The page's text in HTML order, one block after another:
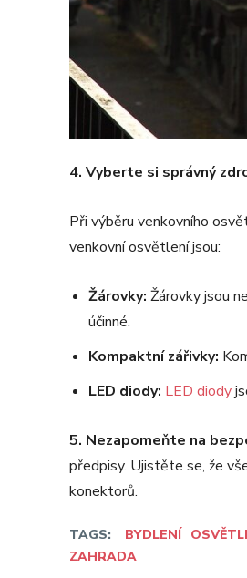
4. Vyberte si správný
Při výběru venkovního
venkovní osvětlení jsou:
Žárovky: Žárovky jsou
účinné.
Kompaktní zářivky:
LED diody: LED diody
5. Nezapomeňte na
předpisy. Ujistěte se, že
konektorů.
TAGS: BYDLENÍ
ZAHRADA